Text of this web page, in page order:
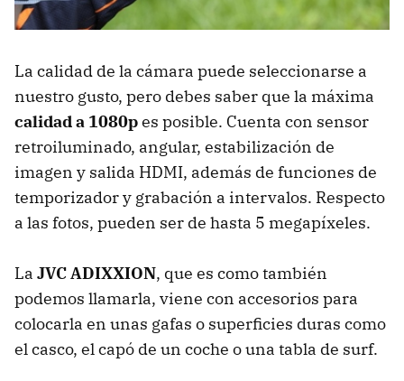
La calidad de la cámara puede seleccionarse a
nuestro gusto, pero debes saber que la máxima
calidad a 1080pes posible. Cuenta con sensor
retroiluminado, angular, estabilización de
imagen y salida HDMI, además de funciones de
temporizador y grabación a intervalos. Respecto
a las fotos, pueden ser de hasta 5 megapíxeles.
La JVC ADIXXION, que es como también
podemos llamarla, viene con accesorios para
colocarla en unas gafas o superficies duras como
el casco, el capó de un coche o una tabla de surf.